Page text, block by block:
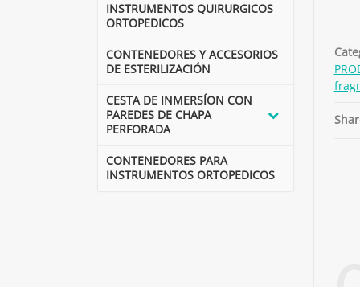
INSTRUMENTOS QUIRURGICOS
ORTOPEDICOS
CONTENEDORES Y ACCESORIOS
DE ESTERILIZACIÓN
CESTA DE INMERSÍON CON
PAREDES DE CHAPA
PERFORADA
CONTENEDORES PARA
INSTRUMENTOS ORTOPEDICOS